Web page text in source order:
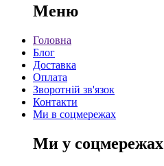
Меню
Головна
Блог
Доставка
Оплата
Зворотній зв'язок
Контакти
Ми в соцмережах
Ми у соцмережах